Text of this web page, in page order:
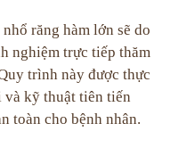
răng hàm lớn sẽ do
nghiệm trực tiếp thăm
trình này được thực
kỹ thuật tiên tiến
toàn cho bệnh nhân.